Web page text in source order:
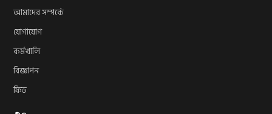
আমাদের সম্পর্কে
যোগাযোগ
কর্মখালি
বিজ্ঞাপন
ফিড